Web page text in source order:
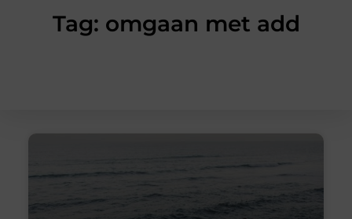
Tag: omgaan met add